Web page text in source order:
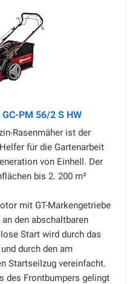
PM 56/2 S HW
Rasenmäher ist der
für die Gartenarbeit
von Einhell. Der
bis 2. 200 m²
mit GT-Markengetriebe
den abschaltbaren
Start wird durch das
durch den am
Startseilzug vereinfacht.
des Frontbumpers gelingt